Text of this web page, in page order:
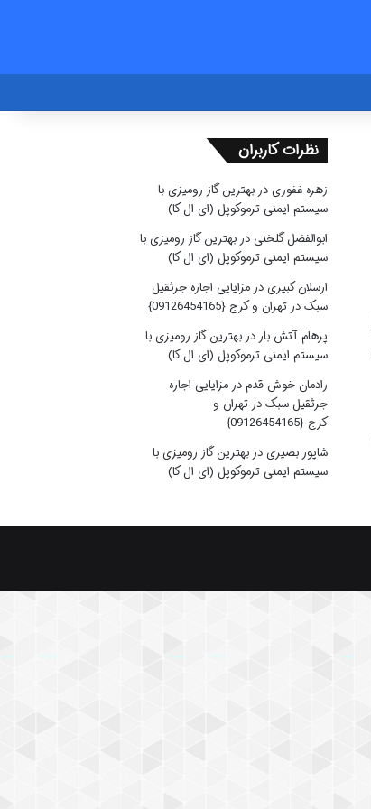
نظرات کاربران
زهره غفوریدر بهترین گاز رومیزی با
سیستم ایمنی ترموکوپل (ای ال کا)
ابوالفضل گلخنیدر بهترین گاز رومیزی با
سیستم ایمنی ترموکوپل (ای ال کا)
ارسلان کبیریدر مزایایی اجاره جرثقیل
سبک در تهران و کرج {09126454165}
پرهام آتش بار در بهترین گاز رومیزی با
سیستم ایمنی ترموکوپل (ای ال کا)
رادمان خوش قدمدر مزایایی اجاره
جرثقیل سبک در تهران و
کرج {09126454165}
شاپور بصیریدر بهترین گاز رومیزی با
سیستم ایمنی ترموکوپل (ای ال کا)